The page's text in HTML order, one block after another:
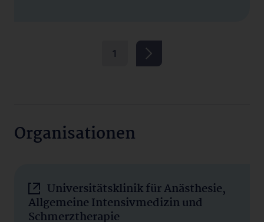
1
Organisationen
Universitätsklinik für Anästhesie,
Allgemeine Intensivmedizin und
Schmerztherapie